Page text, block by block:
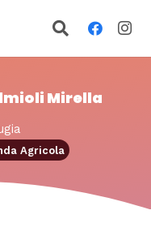
Mirella
Agricola